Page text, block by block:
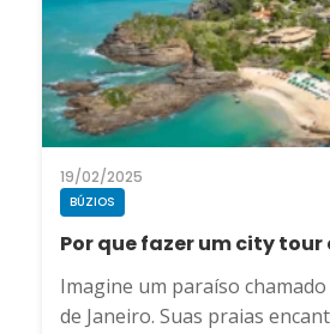
19/02/2025
BÚZIOS
Por que fazer um city tour
Imagine um paraíso
de Janeiro. Suas praias